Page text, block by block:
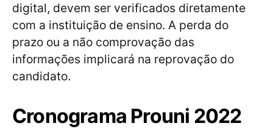
digital, devem ser verificados diretamente
com a instituição de ensino. A perda do
prazo ou a não comprovação das
informações implicará na reprovação do
candidato.
Cronograma Prouni 2022